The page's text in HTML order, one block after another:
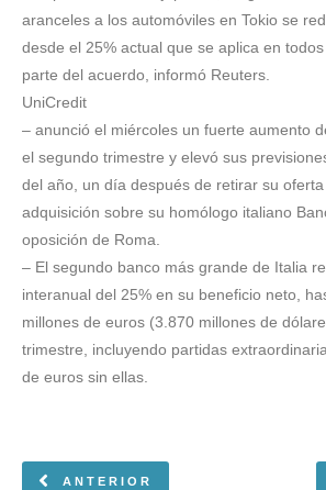
aranceles a los automóviles en Tokio se
desde el 25% actual que se aplica en
parte del acuerdo, informó Reuters.
UniCredit
– anunció el miércoles un fuerte aumento
el segundo trimestre y elevó sus
del año, un día después de retirar su
adquisición sobre su homólogo italiano
oposición de Roma.
– El segundo banco más grande de Italia
interanual del 25% en su beneficio neto,
millones de euros (3.870 millones de
trimestre, incluyendo partidas
de euros sin ellas.
ANTERIOR